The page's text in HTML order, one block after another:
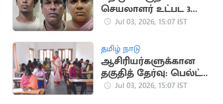
செயலாளர் உட்பட 3
பேர் கைது
Jul 03, 2026, 15:07 IST
தமிழ் நாடு
ஆசிரியர்களுக்கான
தகுதித் தேர்வு: பெல்ட்,
ஷூ அணிந்து வர
Jul 03, 2026, 15:07 IST